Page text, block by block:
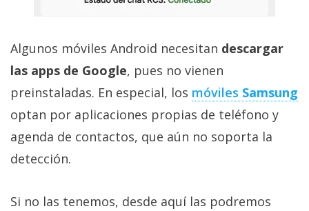
Algunos móviles Android necesitan descargar
las apps de Google, pues no vienen
preinstaladas. En especial, los móviles Samsung
optan por aplicaciones propias de teléfono y
agenda de contactos, que aún no soporta la
detección.
Si no las tenemos, desde aquí las podremos